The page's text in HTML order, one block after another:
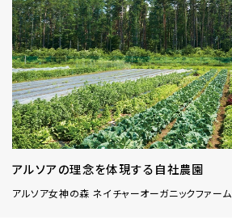
アルソアの理念を体現する自社農園
アルソア女神の森 ネイチャーオーガニックファーム